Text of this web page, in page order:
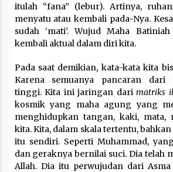
itulah “fana” (lebur). Artinya,
menyatu atau kembali pada-Nya.
sudah ‘mati’. Wujud Maha
kembali aktual dalam diri kita.
Pada saat demikian, kata-kata kita
Karena semuanya pancaran
tinggi. Kita ini jaringan dari matriks
kosmik yang maha agung yang
menghidupkan tangan, kaki, mata,
kita. Kita, dalam skala tertentu, bahkan
itu sendiri. Seperti Muhammad,
dan geraknya bernilai suci. Dia telah
Allah. Dia itu perwujudan dari Asma